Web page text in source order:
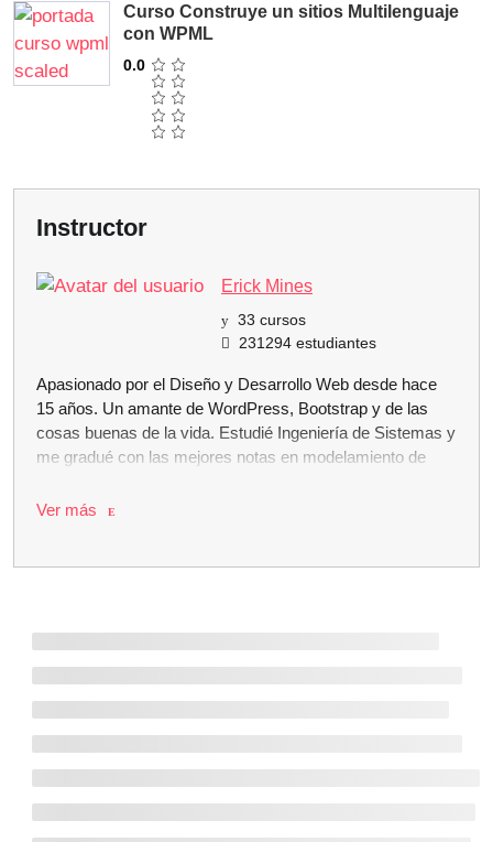
Curso Construye un sitios Multilenguaje
con WPML
0.0
Instructor
Erick Mines
33 cursos
231294 estudiantes
Apasionado por el Diseño y Desarrollo Web desde hace
15 años. Un amante de WordPress, Bootstrap y de las
cosas buenas de la vida. Estudié Ingeniería de Sistemas y
me gradué con las mejores notas en modelamiento de
numérico, álgebra lineal, entre otros cursos.
aplicaciones educativas con Adobe Air y su desarrollo
evolución de HTML5 y CSS3 casi desde los inicios de
estas tecnologías.
Ver más